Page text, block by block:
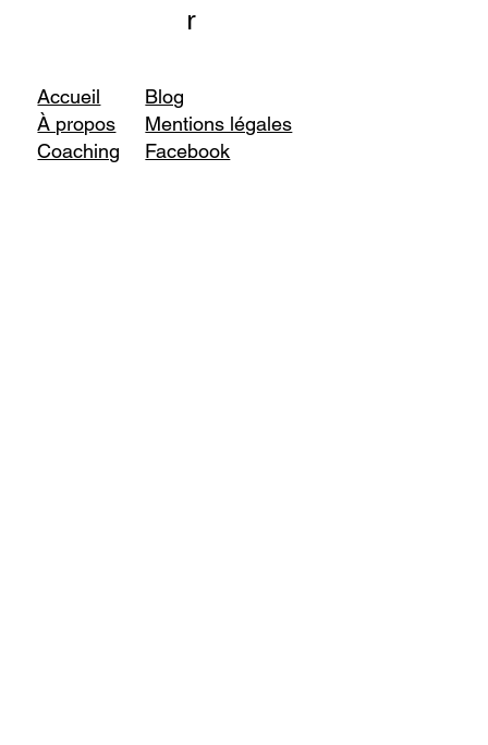
r
Accueil
À propos
Coaching
Blog
Mentions légales
Facebook